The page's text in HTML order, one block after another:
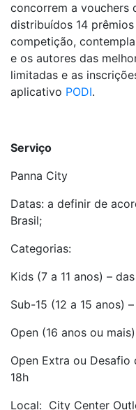
concorrem a vouchers
distribuídos 14
competição,
e os autores das
limitadas e as
aplicativo PODI.
Serviço
Panna City
Datas: a definir de
Brasil;
Categorias:
Kids (7 a 11 anos) –
Sub-15 (12 a 15 anos)
Open (16 anos ou
Open Extra ou Desafio
18h
Local: City Center